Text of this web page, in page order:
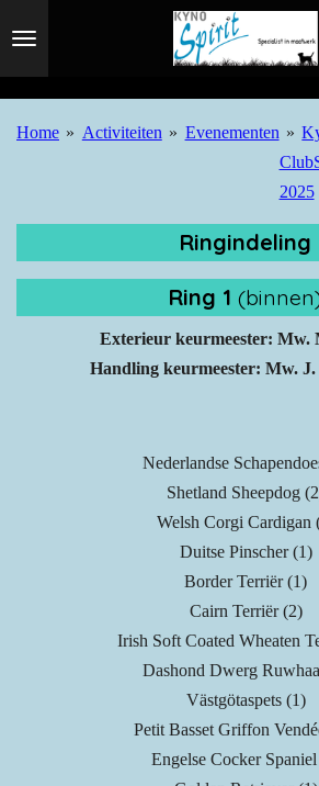
hoofdinhoud
Home » Activiteiten » Evenementen »
2025
Ringindeling
Ring 1
Exterieur keurmeester: Mw.
Handling keurmeester: Mw. J.
Nederlandse
Shetland Sheepdog
Welsh Corgi Cardigan
Duitse Pinscher (1)
Border Terriër (1)
Cairn Terriër (2)
Irish Soft Coated Wheaten
Dashond Dwerg
Västgötaspets (1)
Petit Basset Griffon
Engelse Cocker